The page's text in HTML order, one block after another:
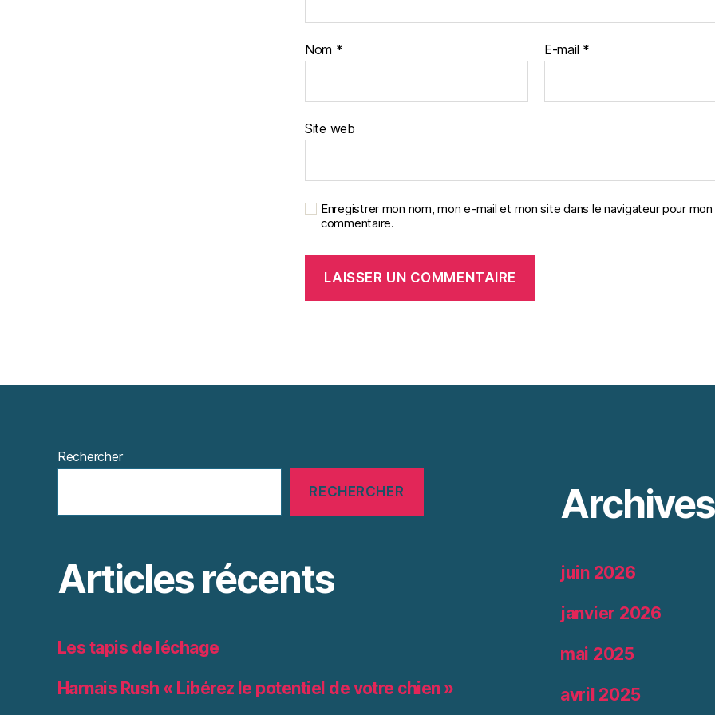
Nom * E-mail *
Site web
Enregistrer mon nom, mon e-mail et mon site dans le navigateur pour mon
commentaire.
Rechercher
RECHERCHER
Articles récents
Les tapis de léchage
Harnais Rush « Libérez le potentiel de votre chien »
Archives
juin 2026
janvier 2026
mai 2025
avril 2025